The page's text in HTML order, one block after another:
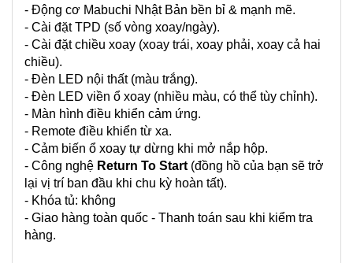
- Động cơ Mabuchi Nhật Bản bền bỉ & mạnh mẽ.
- Cài đặt TPD (số vòng xoay/ngày).
- Cài đặt chiều xoay (xoay trái, xoay phải, xoay cả hai
chiều).
- Đèn LED nội thất (màu trắng).
- Đèn LED viền ổ xoay (nhiều màu, có thể tùy chỉnh).
- Màn hình điều khiển cảm ứng.
- Remote điều khiển từ xa.
- Cảm biến ổ xoay tự dừng khi mở nắp hộp.
- Công nghệ Return To Start (đồng hồ của bạn sẽ trở
lại vị trí ban đầu khi chu kỳ hoàn tất).
- Khóa tủ: không
- Giao hàng toàn quốc - Thanh toán sau khi kiểm tra
hàng.